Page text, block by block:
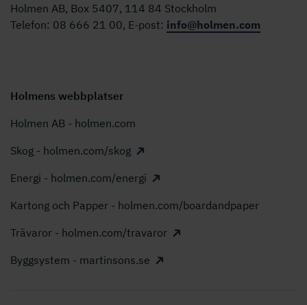
Holmen AB, Box 5407, 114 84 Stockholm
Telefon: 08 666 21 00, E-post: info@holmen.com
Holmens webbplatser
Holmen AB - holmen.com
Skog - holmen.com/skog
Energi - holmen.com/energi
Kartong och Papper - holmen.com/boardandpaper
Trävaror - holmen.com/travaror
Byggsystem - martinsons.se